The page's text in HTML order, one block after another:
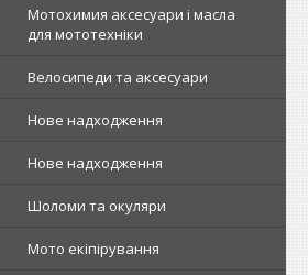
Мотохимия аксесуари і масла
для мототехніки
Велосипеди та аксесуари
Нове надходження
Нове надходження
Шоломи та окуляри
Мото екіпірування